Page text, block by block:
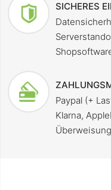
SICHERES
Paypal (+
Klarna,